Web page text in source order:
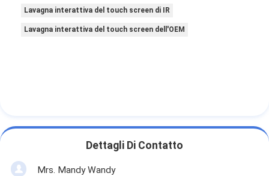
Lavagna interattiva del touch screen di IR
Lavagna interattiva del touch screen dell'OEM
Dettagli Di Contatto
Mrs. Mandy Wandy